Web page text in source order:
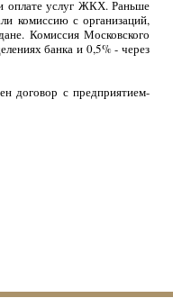
оплате услуг ЖКХ. Раньше
комиссию с организаций,
Комиссия Московского
банка и 0,5% - через
договор с предприятием-